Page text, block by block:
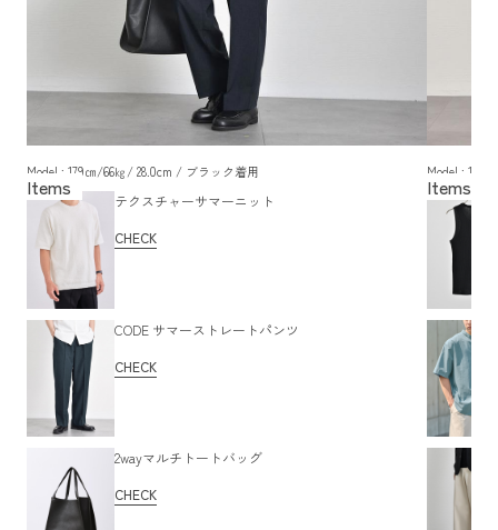
Model : 179㎝/66㎏/ 28.0cm / ブラック着用
テクスチャーサマーニット
CHECK
CODE サマーストレートパンツ
CHECK
2wayマルチトートバッグ
CHECK
Model : 179